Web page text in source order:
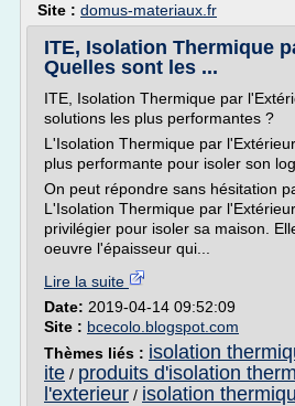
Site : domus-materiaux.fr
ITE, Isolation Thermique
Quelles sont les ...
ITE, Isolation Thermique par
solutions les plus performantes ?
L'Isolation Thermique par
plus performante pour isoler son
On peut répondre sans hésitation
L'Isolation Thermique par
privilégier pour isoler sa maison.
oeuvre l'épaisseur qui...
Lire la suite
Date: 2019-04-14 09:52:09
Site : bcecolo.blogspot.com
Thèmes liés : isolation
ite / produits d'isolation
l'exterieur / isolation